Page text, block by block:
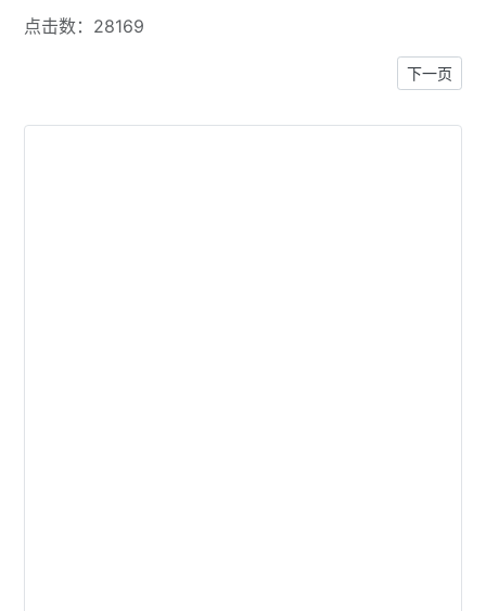
点击数：28169
下一篇文
下一页